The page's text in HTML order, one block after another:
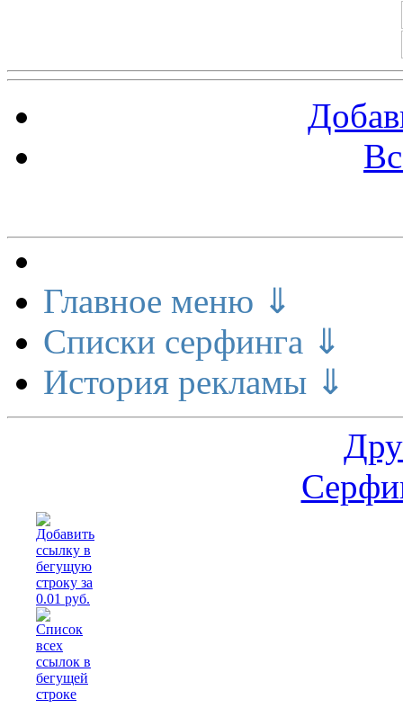
Главное меню ⇓
Списки серфинга ⇓
История рекламы ⇓